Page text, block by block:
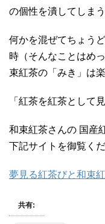
の個性を潰してしま
何かを混ぜてちょう
時（そんなことはめ
束紅茶の「みき」は
「紅茶を紅茶として
和束紅茶さんの 国産
下記サイトを御覧くだ
夢見る紅茶びと和束
共有: